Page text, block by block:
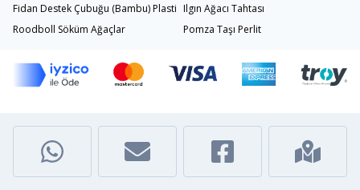
Fidan Destek Çubuğu (Bambu) Plastik Bağlama İpi
Ilgın Ağacı Tahtası
Roodboll Söküm Ağaçlar
Pomza Taşı Perlit